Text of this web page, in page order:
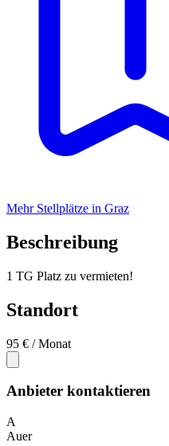
Mehr Stellplätze in Graz
Beschreibung
1 TG Platz zu vermieten!
Standort
95 € / Monat
Anbieter kontaktieren
A
Auer